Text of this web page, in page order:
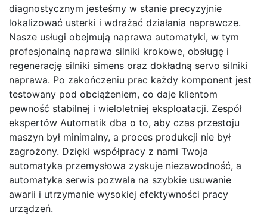
diagnostycznym jesteśmy w stanie precyzyjnie
lokalizować usterki i wdrażać działania naprawcze.
Nasze usługi obejmują naprawa automatyki, w tym
profesjonalną naprawa silniki krokowe, obsługę i
regenerację silniki simens oraz dokładną servo silniki
naprawa. Po zakończeniu prac każdy komponent jest
testowany pod obciążeniem, co daje klientom
pewność stabilnej i wieloletniej eksploatacji. Zespół
ekspertów Automatik dba o to, aby czas przestoju
maszyn był minimalny, a proces produkcji nie był
zagrożony. Dzięki współpracy z nami Twoja
automatyka przemysłowa zyskuje niezawodność, a
automatyka serwis pozwala na szybkie usuwanie
awarii i utrzymanie wysokiej efektywności pracy
urządzeń.